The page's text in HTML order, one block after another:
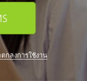
กลงการใช้งาน